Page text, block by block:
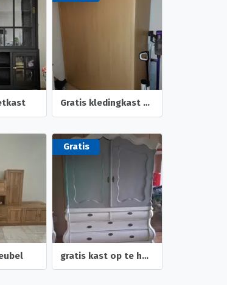
Gratis kledingkast 220 x 180 x 60
Gratis
gratis kast op te halen.